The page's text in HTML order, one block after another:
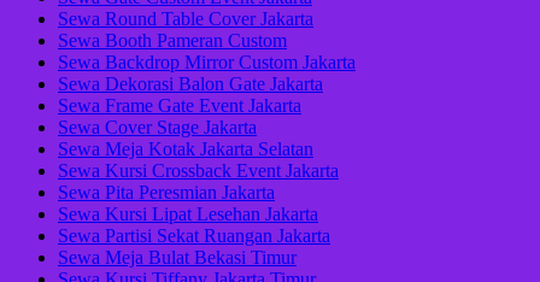
Sewa Round Table Cover Jakarta
Sewa Booth Pameran Custom
Sewa Backdrop Mirror Custom Jakarta
Sewa Dekorasi Balon Gate Jakarta
Sewa Frame Gate Event Jakarta
Sewa Cover Stage Jakarta
Sewa Meja Kotak Jakarta Selatan
Sewa Kursi Crossback Event Jakarta
Sewa Pita Peresmian Jakarta
Sewa Kursi Lipat Lesehan Jakarta
Sewa Partisi Sekat Ruangan Jakarta
Sewa Meja Bulat Bekasi Timur